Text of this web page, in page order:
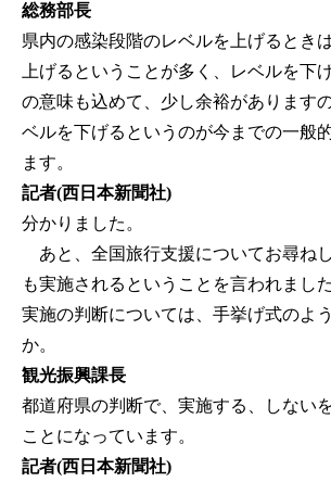
総務部長
県内の感染段階のレベルを上げるとき
上げるということが多く、レベルを下
の意味も込めて、少し余裕があります
ベルを下げるというのが今までの一般
ます。
記者(西日本新聞社)
分かりました。
あと、全国旅行支援についてお尋ね
も実施されるということを言われまし
実施の判断については、手挙げ式のよ
か。
観光振興課長
都道府県の判断で、実施する、しない
ことになっています。
記者(西日本新聞社)